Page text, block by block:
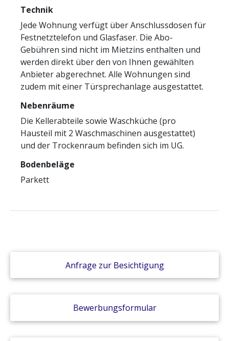
Technik
Jede Wohnung verfügt über Anschlussdosen für
Festnetztelefon und Glasfaser. Die Abo-
Gebühren sind nicht im Mietzins enthalten und
werden direkt über den von Ihnen gewählten
Anbieter abgerechnet. Alle Wohnungen sind
zudem mit einer Türsprechanlage ausgestattet.
Nebenräume
Die Kellerabteile sowie Waschküche (pro
Hausteil mit 2 Waschmaschinen ausgestattet)
und der Trockenraum befinden sich im UG.
Bodenbeläge
Parkett
Anfrage zur Besichtigung
Bewerbungsformular